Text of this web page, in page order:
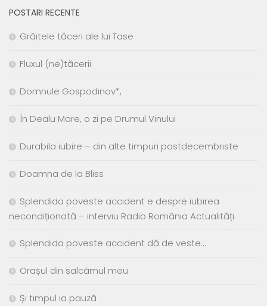
POSTARI RECENTE
Grăitele tăceri ale lui Tase
Fluxul (ne)tăcerii
Domnule Gospodinov*,
În Dealu Mare, o zi pe Drumul Vinului
Durabila iubire – din alte timpuri postdecembriste
Doamna de la Bliss
Splendida poveste accident e despre iubirea
necondiționată – interviu Radio România Actualități
Splendida poveste accident dă de veste…
Orașul din salcâmul meu
Și timpul ia pauză